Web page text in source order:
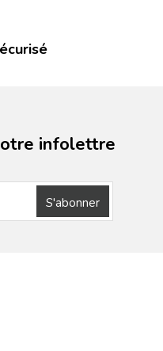
infolettre
S'abonner